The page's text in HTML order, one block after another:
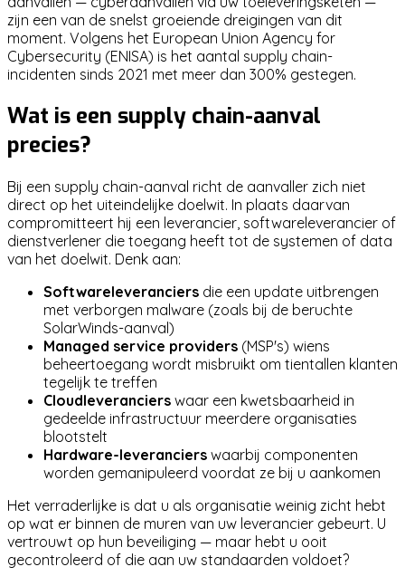
zijn een van de snelst groeiende dreigingen van dit
moment. Volgens het European Union Agency for
Cybersecurity (ENISA) is het aantal supply chain-
incidenten sinds 2021 met meer dan 300% gestegen.
Wat is een supply chain-aanval
precies?
Bij een supply chain-aanval richt de aanvaller zich niet
direct op het uiteindelijke doelwit. In plaats daarvan
compromitteert hij een leverancier, softwareleverancier of
dienstverlener die toegang heeft tot de systemen of data
van het doelwit. Denk aan:
Softwareleveranciers die een update uitbrengen
met verborgen malware (zoals bij de beruchte
SolarWinds-aanval)
Managed service providers (MSP's) wiens
beheertoegang wordt misbruikt om tientallen klanten
tegelijk te treffen
Cloudleveranciers waar een kwetsbaarheid in
gedeelde infrastructuur meerdere organisaties
blootstelt
Hardware-leveranciers waarbij componenten
worden gemanipuleerd voordat ze bij u aankomen
Het verraderlijke is dat u als organisatie weinig zicht hebt
op wat er binnen de muren van uw leverancier gebeurt. U
vertrouwt op hun beveiliging — maar hebt u ooit
gecontroleerd of die aan uw standaarden voldoet?